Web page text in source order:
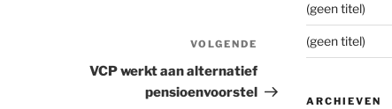
Volgend
VOLGENDE
VCP werkt aan alternatief
pensioenvoorstel
(geen titel)
(geen titel)
ARCHIEVEN